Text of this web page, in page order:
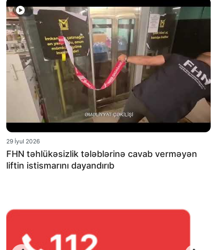
29 İyul 2026
FHN təhlükəsizlik tələblərinə cavab verməyən
liftin istismarını dayandırıb